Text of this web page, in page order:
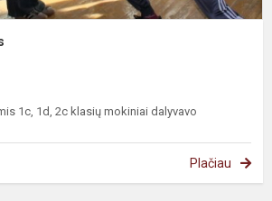
1c, 1d, 2c klasių mokiniai dalyvavo
Plačiau